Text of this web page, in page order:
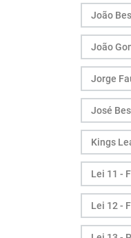
João
João
Jorge
José
Kings
Lei 11 -
Lei 12 -